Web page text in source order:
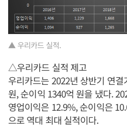
▲ 우리카드 실적.
△우리카드 실적 제고
우리카드는 2022년 상반기 연
원, 순이익 1340억 원을 냈다.
영업이익은 12.9%, 순이익은
으로 역대 최대 실적이다.